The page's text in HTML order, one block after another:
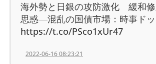
海外勢と日銀の攻防激化 緩和修
思惑―混乱の国債市場：時事ド
https://t.co/PSco1xUr47
2022-06-16 08:23:21